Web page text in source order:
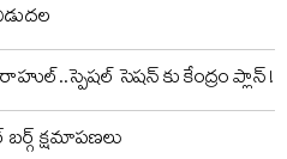
సెషన్ కు కేంద్రం ప్లాన్ !
క్షమాపణలు